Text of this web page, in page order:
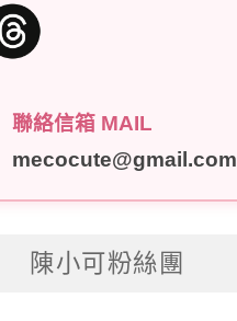
聯絡信箱 MAIL
mecocute@gmail.com
陳小可粉絲團